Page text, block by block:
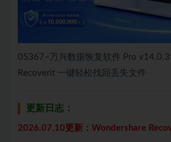
05367–万兴数据恢复软件 Pro
Recoverit 一键轻松找回丢失文件
更新日志：
2026.07.10更新：Wondershare